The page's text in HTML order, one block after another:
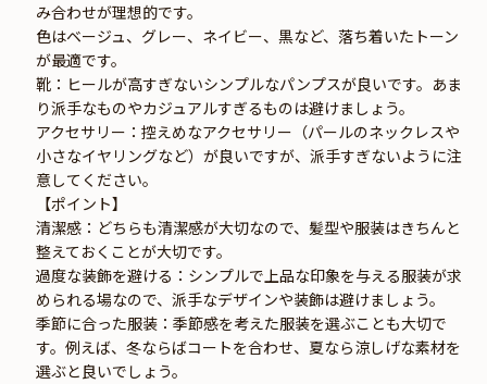
み合わせが理想的です。
色はベージュ、グレー、ネイビー、黒など、落ち着いたトーン
が最適です。
靴：ヒールが高すぎないシンプルなパンプスが良いです。あま
り派手なものやカジュアルすぎるものは避けましょう。
アクセサリー：控えめなアクセサリー（パールのネックレスや
小さなイヤリングなど）が良いですが、派手すぎないように注
意してください。
【ポイント】
清潔感：どちらも清潔感が大切なので、髪型や服装はきちんと
整えておくことが大切です。
過度な装飾を避ける：シンプルで上品な印象を与える服装が求
められる場なので、派手なデザインや装飾は避けましょう。
季節に合った服装：季節感を考えた服装を選ぶことも大切で
す。例えば、冬ならばコートを合わせ、夏なら涼しげな素材を
選ぶと良いでしょう。